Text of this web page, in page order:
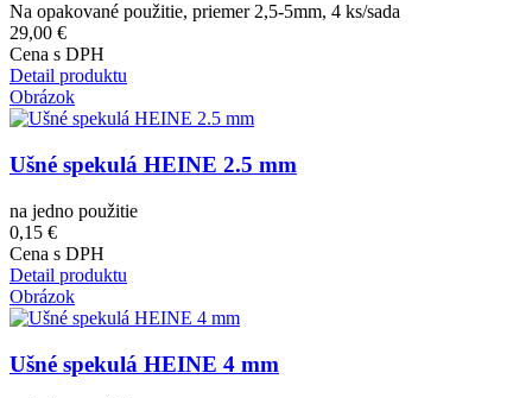
Na opakované použitie, priemer 2,5-5mm, 4 ks/sada
29,00 €
Cena s DPH
Detail produktu
Obrázok
Ušné spekulá HEINE 2.5 mm
na jedno použitie
0,15 €
Cena s DPH
Detail produktu
Obrázok
Ušné spekulá HEINE 4 mm